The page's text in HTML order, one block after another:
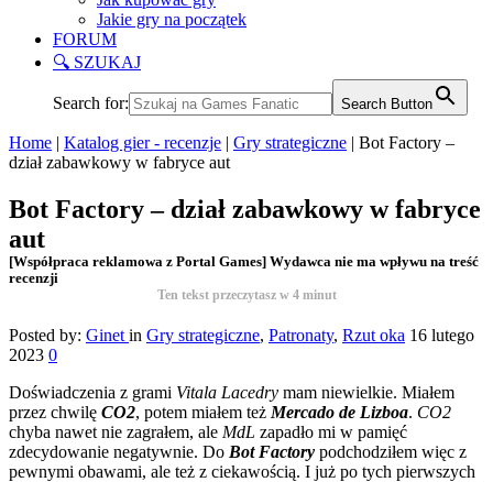
Jakie gry na początek
FORUM
🔍 SZUKAJ
Search for: Search Button
Home | Katalog gier - recenzje | Gry strategiczne | Bot Factory –
dział zabawkowy w fabryce aut
Bot Factory – dział zabawkowy w fabryce
aut
[Współpraca reklamowa z Portal Games] Wydawca nie ma wpływu na treść
recenzji
Ten tekst przeczytasz w 4 minut
Posted by: Ginet in Gry strategiczne, Patronaty, Rzut oka 16 lutego
2023 0
Doświadczenia z grami Vitala Lacedry mam niewielkie. Miałem
przez chwilę CO2, potem miałem też Mercado de Lizboa. CO2
chyba nawet nie zagrałem, ale MdL zapadło mi w pamięć
zdecydowanie negatywnie. Do Bot Factory podchodziłem więc z
pewnymi obawami, ale też z ciekawością. I już po tych pierwszych